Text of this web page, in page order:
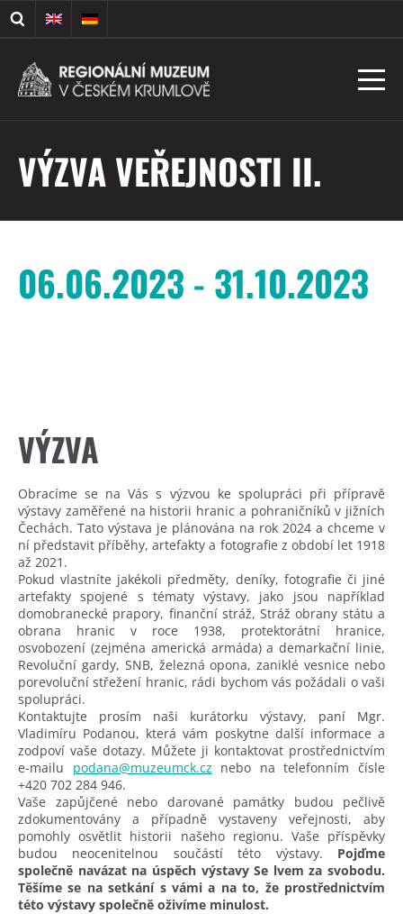
VÝZVA VEŘEJNOSTI II.
06.06.2023 - 31.10.2023
VÝZVA
Obracíme se na Vás s výzvou ke spolupráci při přípravě
výstavy zaměřené na historii hranic a pohraničníků v jižních
Čechách. Tato výstava je plánována na rok 2024 a chceme v
ní představit příběhy, artefakty a fotografie z období let 1918
až 2021.
Pokud vlastníte jakékoli předměty, deníky, fotografie či jiné
artefakty spojené s tématy výstavy, jako jsou například
domobranecké prapory, finanční stráž, Stráž obrany státu a
obrana hranic v roce 1938, protektorátní hranice,
osvobození (zejména americká armáda) a demarkační linie,
Revoluční gardy, SNB, železná opona, zaniklé vesnice nebo
porevoluční střežení hranic, rádi bychom vás požádali o vaši
spolupráci.
Kontaktujte prosím naši kurátorku výstavy, paní Mgr.
Vladimíru Podanou, která vám poskytne další informace a
zodpoví vaše dotazy. Můžete ji kontaktovat prostřednictvím
e-mailu podana@muzeumck.cz nebo na telefonním čísle
+420 702 284 946.
Vaše zapůjčené nebo darované památky budou pečlivě
zdokumentovány a případně vystaveny veřejnosti, aby
pomohly osvětlit historii našeho regionu. Vaše příspěvky
budou neocenitelnou součástí této výstavy. Pojďme
společně navázat na úspěch výstavy Se lvem za svobodu.
Těšíme se na setkání s vámi a na to, že prostřednictvím
této výstavy společně oživíme minulost.